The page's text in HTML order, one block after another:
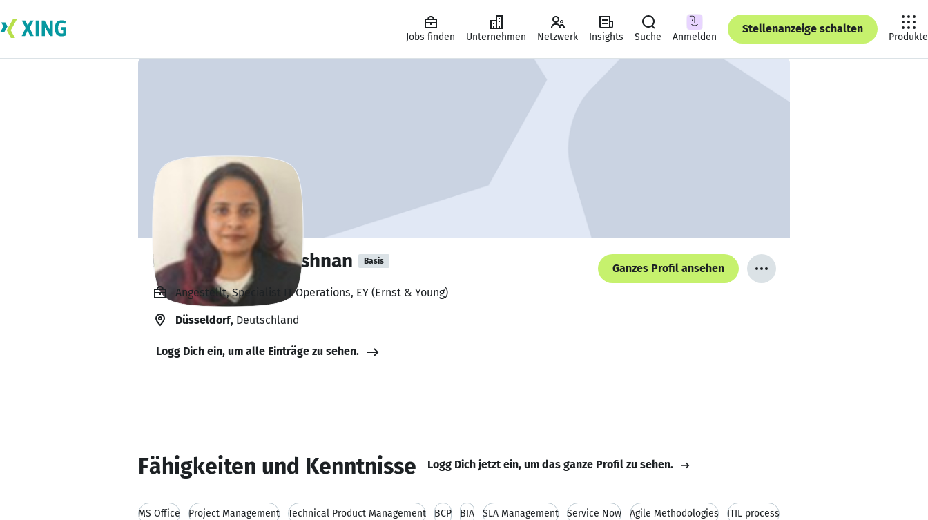
Jobs finden Unternehmen Netzwerk Insights Suche Anmelden
Stellenanzeige schalten
Produkte
Devi Syamala Krishnan Basis
Ganzes Profil ansehen
Angestellt, Specialist IT Operations, EY (Ernst & Young)
Düsseldorf, Deutschland
Logg Dich ein, um alle Einträge zu sehen.
Fähigkeiten und Kenntnisse Logg Dich jetzt ein, um das ganze Profil zu sehen.
MS Office Project Management Technical Product Management BCP BIA SLA Management Service Now Agile Methodologies ITIL process